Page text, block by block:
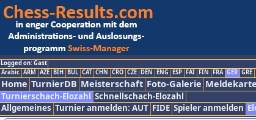
Logged on: Gast
Arabic ARM AZE BIH BUL CAT CHN CRO CZE DEN ENG ESP FAI FIN FRA GER GRE
Home TurnierDB Meisterschaft Foto-Galerie
Turnierschach-Elozahl Schnellschach-Elozahl
Allgemeines Turnier anmelden: AUT FIDE Spieler anmelden